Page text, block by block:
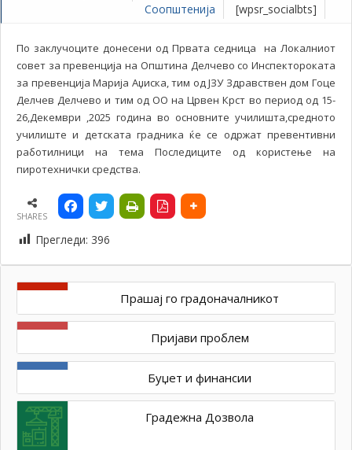
Соопштенија
[wpsr_socialbts]
По заклучоците донесени од Првата седница на Локалниот
совет за превенција на Општина Делчево со Инспектороката
за превенција Марија Аџиска, тим од ЈЗУ Здравствен дом Гоце
Делчев Делчево и тим од ОО на Црвен Крст во период од 15-
26,Декември ,2025 година во основните училишта,средното
училиште и детската градника ќе се одржат превентивни
работилници на тема Последиците од користење на
пиротехнички средства.
SHARES
Прегледи: 396
Прашај го градоначалникот
Пријави проблем
Буџет и финансии
Градежна Дозвола